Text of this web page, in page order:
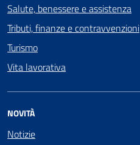
Salute, benessere e assistenza
Tributi, finanze e contravvenzioni
Turismo
Vita lavorativa
NOVITÀ
Notizie